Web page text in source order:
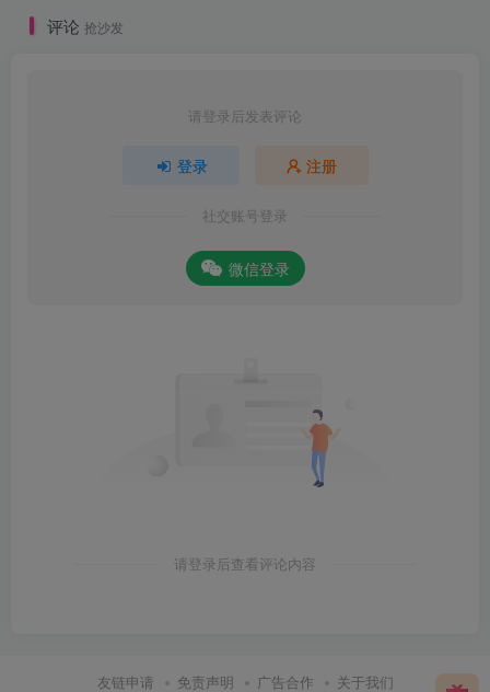
评论 抢沙发
请登录后发表评论
登录 注册
社交账号登录
微信登录
请登录后查看评论内容
友链申请 免责声明 广告合作 关于我们